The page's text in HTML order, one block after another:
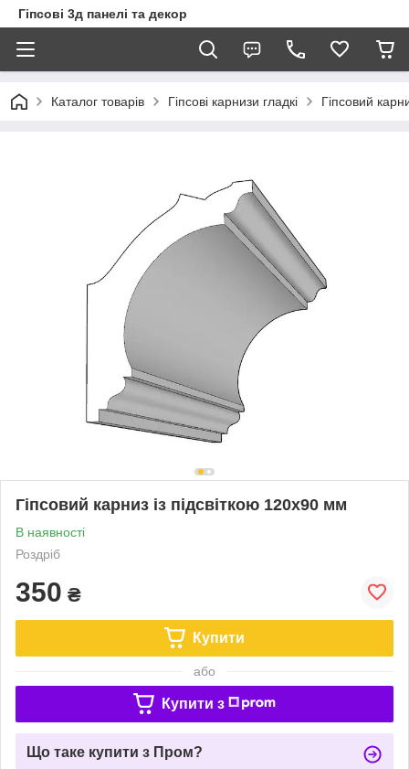
Гіпсові 3д панелі та декор
Каталог товарів Гіпсові карнизи гладкі Гіпсовий
Гіпсовий карниз із підсвіткою 120х90 мм
В наявності
Роздріб
350 ₴
Купити
або
Купити з
Що таке купити з Пром?